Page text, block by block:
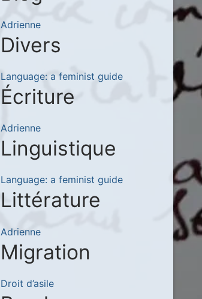
Adrienne
Divers
Language: a feminist guide
Écriture
Adrienne
Linguistique
Language: a feminist guide
Littérature
Adrienne
Migration
Droit d’asile